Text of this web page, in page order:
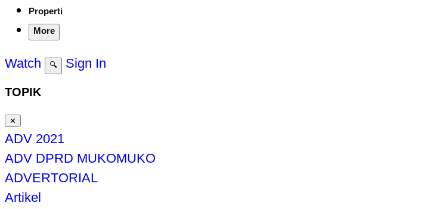
Properti
More
Watch 🔍 Sign In
TOPIK
✕
ADV 2021
ADV DPRD MUKOMUKO
ADVERTORIAL
Artikel